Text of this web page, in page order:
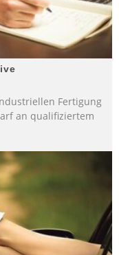
Fertigung
an qualifiziertem